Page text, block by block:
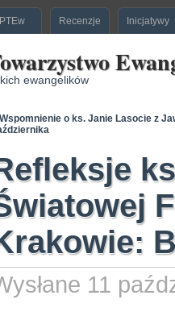
Recenzje Inicjatywy
ewangelików
Wspomnienie o ks. Janie Lasocie z
11